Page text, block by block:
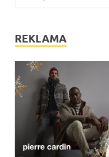
REKLAMA